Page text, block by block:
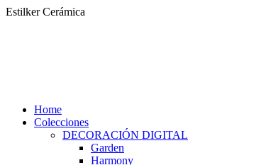
Saltar
Estilker Cerámica
Home
Colecciones
DECORACIÓN DIGITAL
Garden
Harmony